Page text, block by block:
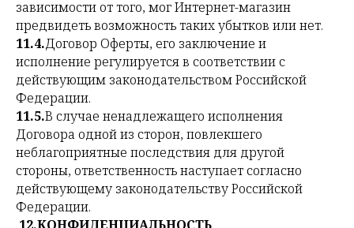
зависимости от того, мог Интернет-магазин
предвидеть возможность таких убытков или нет.
11.4.Договор Оферты, его заключение и
исполнение регулируется в соответствии с
действующим законодательством Российской
Федерации.
11.5.В случае ненадлежащего исполнения
Договора одной из сторон, повлекшего
неблагоприятные последствия для другой
стороны, ответственность наступает согласно
действующему законодательству Российской
Федерации.